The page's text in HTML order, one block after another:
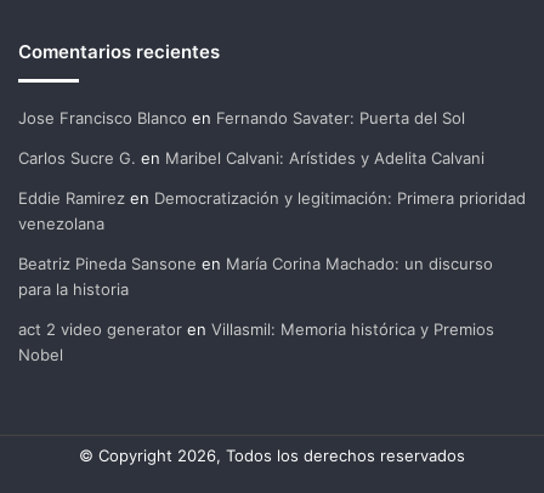
Comentarios recientes
Jose Francisco Blanco en Fernando Savater: Puerta del Sol
Carlos Sucre G. en Maribel Calvani: Arístides y Adelita Calvani
Eddie Ramirez en Democratización y legitimación: Primera prioridad
venezolana
Beatriz Pineda Sansone en María Corina Machado: un discurso
para la historia
act 2 video generator en Villasmil: Memoria histórica y Premios
Nobel
© Copyright 2026, Todos los derechos reservados